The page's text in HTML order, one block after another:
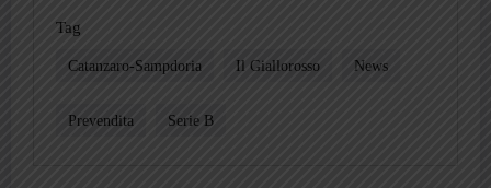
Tag
Catanzaro-Sampdoria Il Giallorosso News
Prevendita Serie B